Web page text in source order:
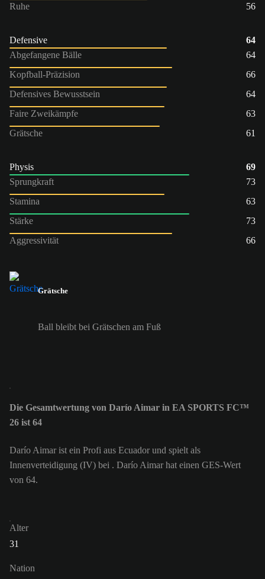
Ruhe
56
Defensive
64
Abgefangene Bälle
64
Kopfball-Präzision
66
Defensives Bewusstsein
64
Faire Zweikämpfe
63
Grätsche
61
Physis
69
Sprungkraft
73
Stamina
63
Stärke
73
Aggressivität
66
Grätsche
Ball bleibt bei Grätschen am Fuß
Die Gesamtwertung von Darío Aimar in EA SPORTS FC™
26 ist 64
Darío Aimar ist ein Profi aus Ecuador und spielt als
Innenverteidigung (IV) bei . Darío Aimar hat einen GES-Wert
von 64.
Alter
31
Nation